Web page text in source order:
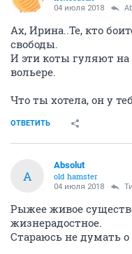
04 июля 2018
Ах, Ирина..Те, кто
свободы.
И эти коты гуляют на
вольере.
Что ты хотела, он у
ОТВЕТИТЬ
A
Absolut
old hamster
04 июля 2018
Рыжее живое
жизнерадостное.
Стараюсь не думать